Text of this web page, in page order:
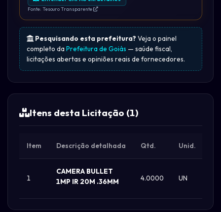
Fonte: Tesouro Transparente
Pesquisando esta prefeitura? Veja o painel
completo da Prefeitura de Goiás — saúde fiscal,
licitações abertas e opiniões reais de fornecedores.
Itens desta Licitação (1)
Item Descrição detalhada Qtd. Unid.
1
CAMERA BULLET
1MP IR 20M .36MM
4.0000 UN